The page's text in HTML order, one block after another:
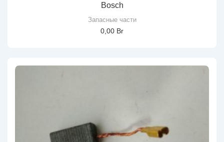
Bosch
Запасные части
0,00 Br